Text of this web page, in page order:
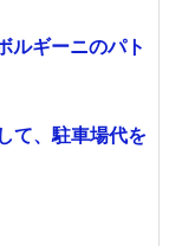
ルギーニのパト
て、駐車場代を